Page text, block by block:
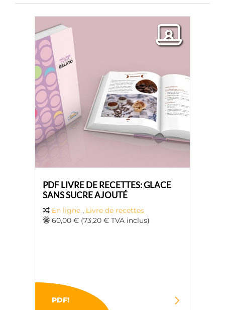
PDF LIVRE DE RECETTES: GLACE
SANS SUCRE AJOUTÉ
En ligne , Livre de recettes
60,00 € (73,20 € TVA inclus)
PDF!